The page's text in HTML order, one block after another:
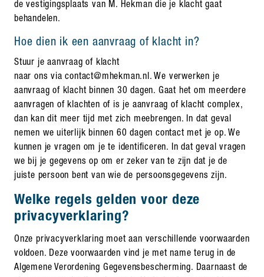
de vestigingsplaats van M. Hekman die je klacht gaat
behandelen.
Hoe dien ik een aanvraag of klacht in?
Stuur je aanvraag of klacht
naar ons via contact@mhekman.nl. We verwerken je
aanvraag of klacht binnen 30 dagen. Gaat het om meerdere
aanvragen of klachten of is je aanvraag of klacht complex,
dan kan dit meer tijd met zich meebrengen. In dat geval
nemen we uiterlijk binnen 60 dagen contact met je op. We
kunnen je vragen om je te identificeren. In dat geval vragen
we bij je gegevens op om er zeker van te zijn dat je de
juiste persoon bent van wie de persoonsgegevens zijn.
Welke regels gelden voor deze
privacyverklaring?
Onze privacyverklaring moet aan verschillende voorwaarden
voldoen. Deze voorwaarden vind je met name terug in de
Algemene Verordening Gegevensbescherming. Daarnaast de